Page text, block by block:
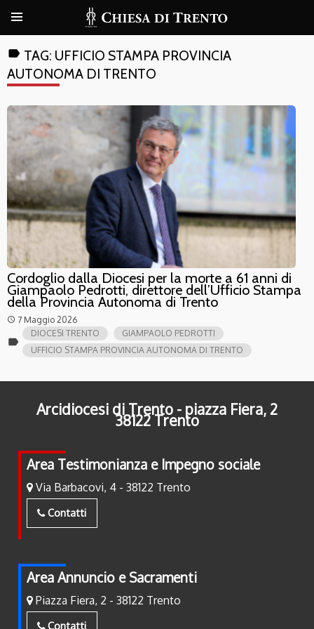
label TAG: UFFICIO STAMPA PROVINCIA
AUTONOMA DI TRENTO
Cordoglio dalla Diocesi per la morte a 61 anni di
Giampaolo Pedrotti, direttore dell’Ufficio Stampa
della Provincia Autonoma di Trento
access_time 7 Maggio 2026
label
DIOCESI TRENTO
GIAMPAOLO PEDROTTI
UFFICIO STAMPA PROVINCIA AUTONOMA DI TRENTO
Arcidiocesi di Trento - piazza Fiera, 2
38122 Trento
Area Testimonianza e Impegno sociale
Via Barbacovi, 4 - 38122 Trento
Contatti
Area Annuncio e Sacramenti
Piazza Fiera, 2 - 38122 Trento
Contatti